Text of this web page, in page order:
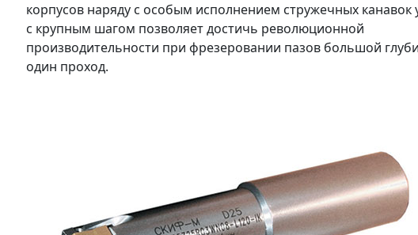
корпусов наряду с особым исполнением стружечных канавок
с крупным шагом позволяет достичь революционной
производительности при фрезеровании пазов большой
один проход.